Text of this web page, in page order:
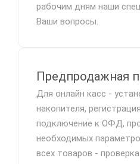
рабочим дням наши
Ваши вопросы.
Предпродажная
Для онлайн касс -
накопителя,
подключение к ОФД,
необходимых
всех товаров -